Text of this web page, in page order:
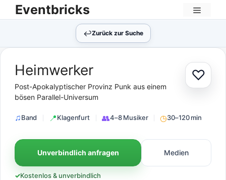
Zum
Inhalt
Eventbricks
Menü
↩︎Zurück zur Suche
♡Zur
Heimwerker
Post-Apokalyptischer Provinz Punk aus einem
bösen Parallel-Universum
Band Klagenfurt 4–8 Musiker 30–120 min
Unverbindlich anfragen Medien
✓Kostenlos & unverbindlich